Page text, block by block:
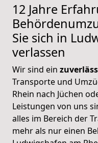
12 Jahre
Sie sich in
verlassen
Wir sind ein
Transporte und
Rhein nach Jüchen
Leistungen von uns
alles im Bereich der
mehr als nur einen